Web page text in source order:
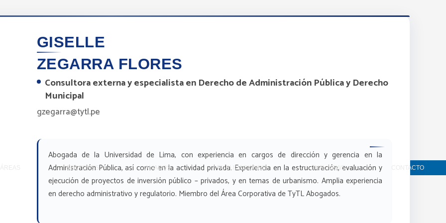
SECTORES ALIADOS PUBLICACIONES TYTL NEWS CONTACTO
GISELLE
ZEGARRA FLORES
Consultora externa y especialista en Derecho de Administración Pública y Derecho
Municipal
gzegarra@tytl.pe
Abogada de la Universidad de Lima, con experiencia en cargos de dirección y gerencia en la
Administración Pública, así como en la actividad privada. Experiencia en la estructuración, evaluación y
ejecución de proyectos de inversión público – privados, y en temas de urbanismo. Amplia experiencia
en derecho administrativo y regulatorio. Miembro del Área Corporativa de TyTL Abogados.